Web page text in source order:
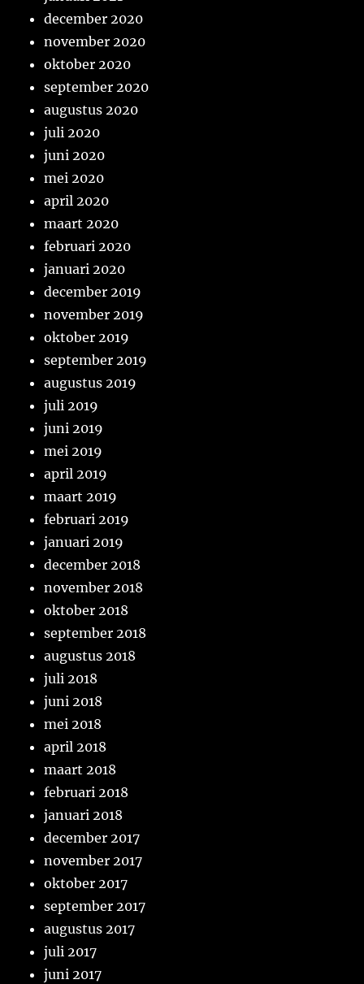
december 2020
november 2020
oktober 2020
september 2020
augustus 2020
juli 2020
juni 2020
mei 2020
april 2020
maart 2020
februari 2020
januari 2020
december 2019
november 2019
oktober 2019
september 2019
augustus 2019
juli 2019
juni 2019
mei 2019
april 2019
maart 2019
februari 2019
januari 2019
december 2018
november 2018
oktober 2018
september 2018
augustus 2018
juli 2018
juni 2018
mei 2018
april 2018
maart 2018
februari 2018
januari 2018
december 2017
november 2017
oktober 2017
september 2017
augustus 2017
juli 2017
juni 2017